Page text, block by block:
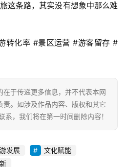
这条路，其实没有想象中那么难
转化率 #景区运营 #游客留存 #
于传递更多信息，并不代表本网
责。如涉及作品内容、版权和其它
，我们将在第一时间删除内容！
发展
文化赋能